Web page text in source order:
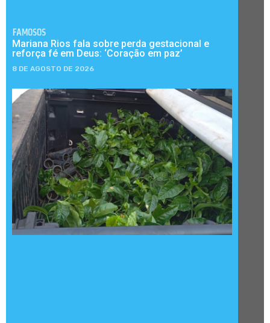
FAMOSOS
Mariana Rios fala sobre perda gestacional e
reforça fé em Deus: ‘Coração em paz’
8 DE AGOSTO DE 2026